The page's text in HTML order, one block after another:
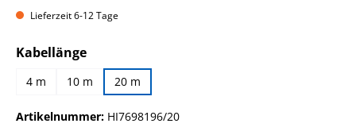
Lieferzeit 6-12 Tage
Kabellängeauswählen
4 m 10 m 20 m
Artikelnummer: HI7698196/20